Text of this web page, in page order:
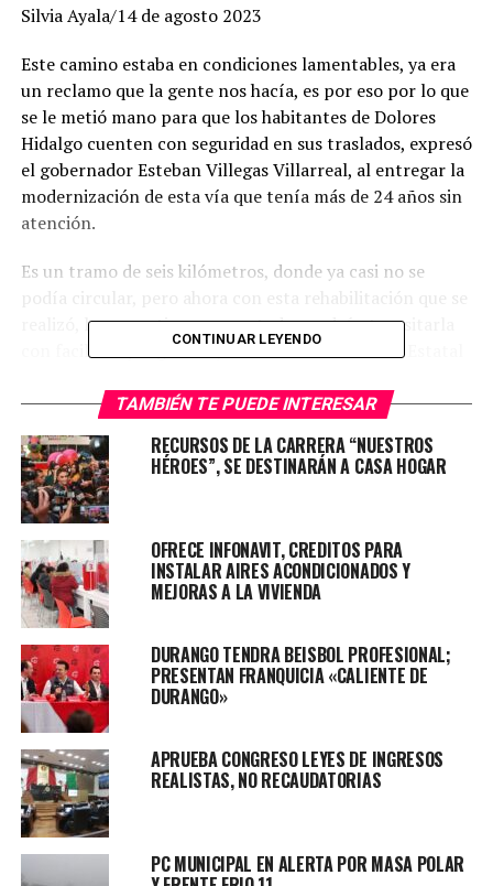
Silvia Ayala/14 de agosto 2023
Este camino estaba en condiciones lamentables, ya era
un reclamo que la gente nos hacía, es por eso por lo que
se le metió mano para que los habitantes de Dolores
Hidalgo cuenten con seguridad en sus traslados, expresó
el gobernador Esteban Villegas Villarreal, al entregar la
modernización de esta vía que tenía más de 24 años sin
atención.
Es un tramo de seis kilómetros, donde ya casi no se
podía circular, pero ahora con esta rehabilitación que se
realizó, les garantizamos que todos podrán transitarla
con facilidad y seguridad, destacó el Mandatario Estatal
aplicación de riego de sello, señalamiento horizontal y
vertical con pintura reflejante para que en la noche se
pueda pasar sin percances, además, se construyeron
banquetas, guarniciones y se pusieron luminarias.
Más de mil 760 personas de este poblado, se benefician
con esta solución que el Gobernador brindó y que
impacta a la vialidad de la ciudad, agregó Bermúdez
CONTINUAR LEYENDO
TAMBIÉN TE PUEDE INTERESAR
RECURSOS DE LA CARRERA “NUESTROS
HÉROES”, SE DESTINARÁN A CASA HOGAR
OFRECE INFONAVIT, CREDITOS PARA
INSTALAR AIRES ACONDICIONADOS Y
MEJORAS A LA VIVIENDA
DURANGO TENDRA BEISBOL PROFESIONAL;
PRESENTAN FRANQUICIA «CALIENTE DE
DURANGO»
APRUEBA CONGRESO LEYES DE INGRESOS
REALISTAS, NO RECAUDATORIAS
PC MUNICIPAL EN ALERTA POR MASA POLAR